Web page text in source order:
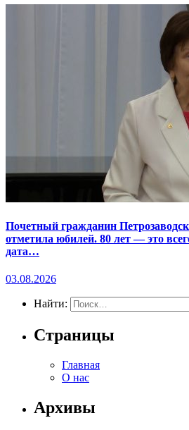
Почетный гражданин
отметила юбилей. 80 лет — это
дата…
03.08.2026
Найти:
Страницы
Главная
О нас
Архивы